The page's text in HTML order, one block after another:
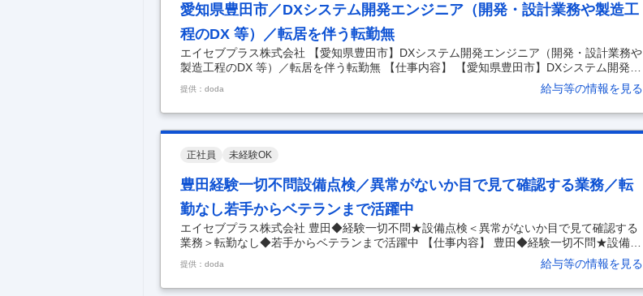
愛知県豊田市／DXシステム開発エンジニア（開発・設計業務や製造工
程のDX 等）／転居を伴う転勤無
エイセブプラス株式会社 【愛知県豊田市】DXシステム開発エンジニア（開発・設計業務や
製造工程のDX 等）／転居を伴う転勤無 【仕事内容】 【愛知県豊田市】DXシステム開発エ
ンジニア（開発・設計業務や製造工程のDX 等）／転居を伴う転勤無 【具体的な仕事内
容】 ■業務内容： 愛知県に本社を置き主にトヨタグループ各社に対してシステム開発や事
務業務などで人材リソースを提供する弊社で、 あなたが保有されているデジタル技術を活
設計領域 設計業…
提供：doda 給与等の情報を見る
正社員 未経験OK
豊田経験一切不問設備点検／異常がないか目で見て確認する業務／転
勤なし若手からベテランまで活躍中
エイセブプラス株式会社 豊田◆経験一切不問★設備点検＜異常がないか目で見て確認する
業務＞転勤なし◆若手からベテランまで活躍中 【仕事内容】 豊田◆経験一切不問★設備点
検＜異常がないか目で見て確認する業務＞転勤なし◆若手からベテランまで活躍中 【具体
的な仕事内容】 ～年間休日121日/県外への転勤なし～ ～異常がないか目で見て確認する業
務ですので未経験歓迎です～ ～若手からベテランまで活躍中で長期就業可能～ ■採用背景
提供：doda 給与等の情報を見る